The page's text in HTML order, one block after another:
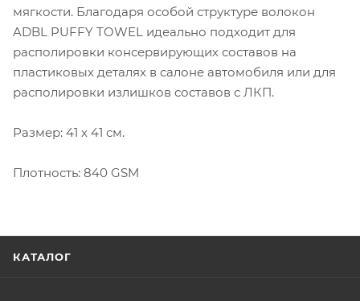
мягкости. Благодаря особой структуре волокон
ADBL PUFFY TOWEL идеально подходит для
располировки консервирующих составов на
пластиковых деталях в салоне автомобиля или для
располировки излишков составов с ЛКП.
Размер: 41 х 41 см.
Плотность: 840 GSM
КАТАЛОГ